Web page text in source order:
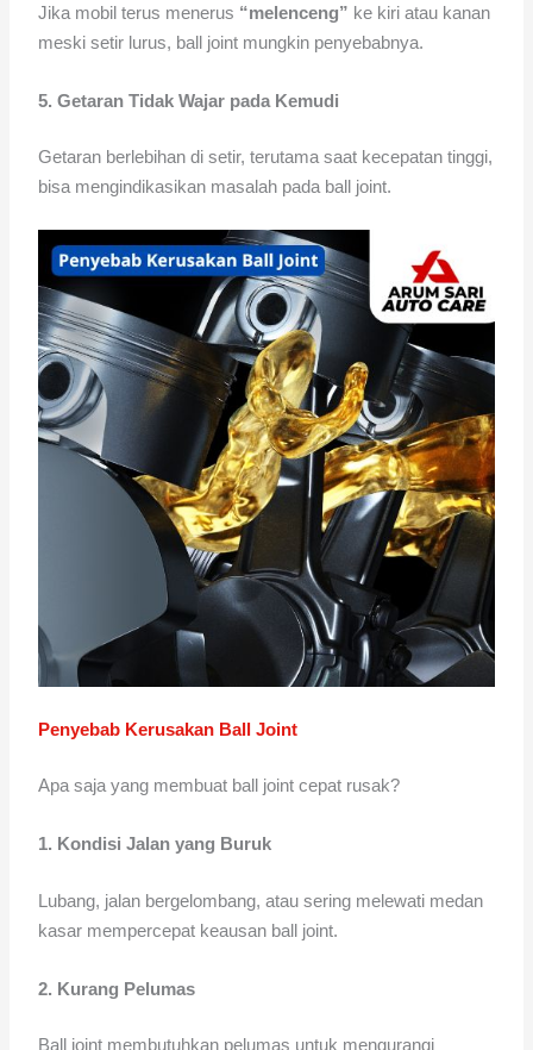
Jika mobil terus menerus “melenceng” ke kiri atau kanan
meski setir lurus, ball joint mungkin penyebabnya.
5. Getaran Tidak Wajar pada Kemudi
Getaran berlebihan di setir, terutama saat kecepatan tinggi,
bisa mengindikasikan masalah pada ball joint.
Penyebab Kerusakan Ball Joint
Apa saja yang membuat ball joint cepat rusak?
1. Kondisi Jalan yang Buruk
Lubang, jalan bergelombang, atau sering melewati medan
kasar mempercepat keausan ball joint.
2. Kurang Pelumas
Ball joint membutuhkan pelumas untuk mengurangi